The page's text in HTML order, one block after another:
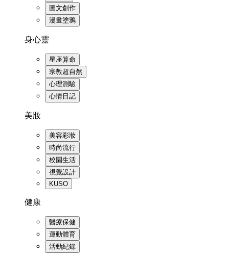
圖文創作
漫畫塗鴉
身心靈
星座算命
宗教超自然
心理測驗
心情日記
美妝
美容彩妝
時尚流行
校園生活
視覺設計
KUSO
健康
醫療保健
運動體育
活動紀錄